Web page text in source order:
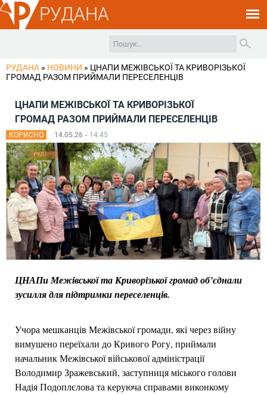
РУДАНА
РУДАНА » НОВИНИ » ЦНАПИ МЕЖІВСЬКОЇ ТА КРИВОРІЗЬКОЇ
ГРОМАД РАЗОМ ПРИЙМАЛИ ПЕРЕСЕЛЕНЦІВ
ЦНАПИ МЕЖІВСЬКОЇ ТА КРИВОРІЗЬКОЇ
ГРОМАД РАЗОМ ПРИЙМАЛИ ПЕРЕСЕЛЕНЦІВ
КОРИСНО 14.05.26 - 14:45
ЦНАПи Межівської та Криворізької громад об’єднали
зусилля для підтримки переселенців.
Учора мешканців Межівської громади, які через війну
вимушено переїхали до Кривого Рогу, приймали
начальник Межівської військової адміністрації
Володимир Зражевський, заступниця міського голови
Надія Подоплєлова та керуюча справами виконкому